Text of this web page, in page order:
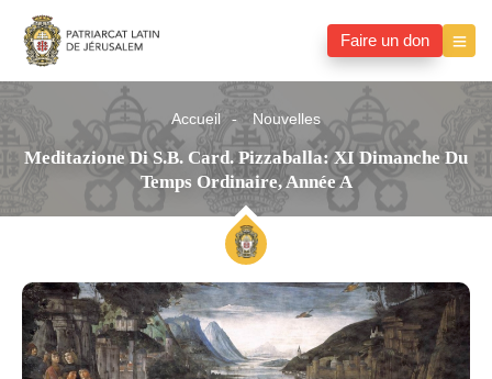
Faire un don
Accueil Nouvelles
Meditazione Di S.B. Card. Pizzaballa: XI Dimanche Du
Temps Ordinaire, Année A